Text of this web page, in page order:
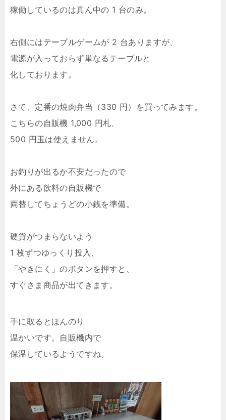
稼働しているのは真ん中の 1 台のみ。
右側にはテーブルゲームが 2 台ありますが、
電源が入っておらず単なるテーブルと
化しております。
さて、定番の焼肉弁当（330 円）を買ってみます。
こちらの自販機 1,000 円札、
500 円玉は使えません。
お釣りが出るか不安だったので
外にある飲料の自販機で
両替してちょうどの小銭を準備。
硬貨がつまらないよう
1 枚ずつゆっくり投入、
「やきにく」のボタンを押すと、
すぐさま商品が出てきます。
手に取るとほんのり
温かいです。自販機内で
保温しているようですね。